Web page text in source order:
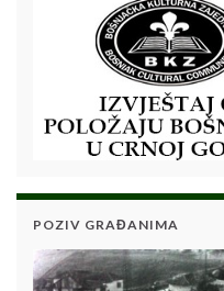
POZIV GRAĐANIMA